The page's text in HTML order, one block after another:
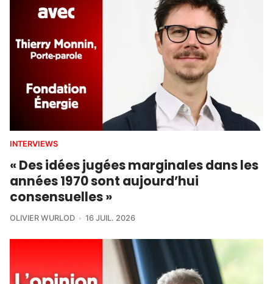
INTERVIEWS
« Des idées jugées marginales dans les
années 1970 sont aujourd’hui
consensuelles »
OLIVIER WURLOD 16 JUIL. 2026